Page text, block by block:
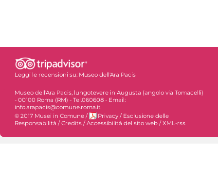
Leggi le recensioni su: Museo dell'Ara Pacis
Museo dell'Ara Pacis, lungotevere in Augusta (angolo via Tomacelli)
- 00100 Roma (RM) - Tel.060608 - Email:
info.arapacis@comune.roma.it
© 2017 Musei in Comune / Privacy / Esclusione delle
Responsabilità /Credits /Accessibilità del sito web /XML-rss